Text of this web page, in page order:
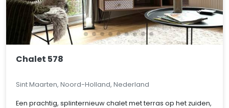
Chalet 578
Sint Maarten, Noord-Holland, Nederland
Een prachtig, splinternieuw chalet met terras op het zuiden,